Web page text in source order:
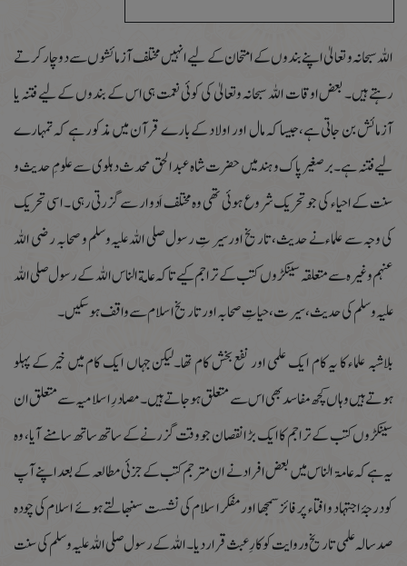
اللہ سبحانہ و تعالیٰ اپنے بندوں کے امتحان کے لیے انہیں مختلف آزمائشوں سے دو چار کرتے
رہتے ہیں۔ بعض اوقات اللہ سبحانہ و تعالیٰ کی کوئی نعمت ہی اس کے بندوں کے لیے فتنہ یا
آزمائش بن جاتی ہے،جیسا کہ مال اور اولاد کے بارے قرآن میں مذکور ہے کہ تمہارے
لیے فتنہ ہے ۔برصغیر پاک و ہند میں حضرت شاہ عبد الحق محدث دہلوی سے علومِ حدیث و
سنت کے احیاء کی جو تحریک شروع ہوئی تھی وہ مختلف اَدوار سے گزرتی رہی ۔اسی تحریک
کی وجہ سے علماء نے حدیث،تاریخ اورسیر تِ رسول صلی اللہ علیہ وسلم و صحابہ رضی اللہ
عنہم وغیرہ سے متعلقہ سینکڑوں کتب کے تراجم کیے تاکہ عامة الناس اللہ کے رسول صلی اللہ
علیہ وسلم کی حدیث،سیرت ،حیاتِ صحابہ اور تاریخ اسلام سے واقف ہو سکیں۔
بلاشبہ علماء کا یہ کام ایک علمی اور نفع بخش کام تھا۔لیکن جہاں ایک کام میں خیر کے پہلو
ہوتے ہیں وہاں کچھ مفاسد بھی اس سے متعلق ہوجاتے ہیں ۔مصادرِ اسلامیہ سے متعلق ان
سینکڑوں کتب کے تراجم کا ایک بڑا نقصان جو وقت گزرنے کے ساتھ ساتھ سامنے آیا، وہ
یہ ہے کہ عامۃ ا لناس میں بعض افراد نے ان مترجم کتب کے جزئی مطالعہ کے بعد اپنے آپ
کو درجۂ اجتہاد و افتاء پر فائز سمجھا اور مفکرا سلام کی نشست سنبھالتے ہوئے اسلام کی چودہ
صد سالہ علمی تاریخ و روایت کو کارِ عبث قرار دیا ۔اللہ کے رسول صلی اللہ علیہ وسلم کی سنت